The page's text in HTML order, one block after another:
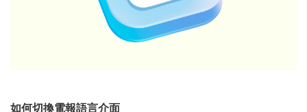
如何切換電報語言介面